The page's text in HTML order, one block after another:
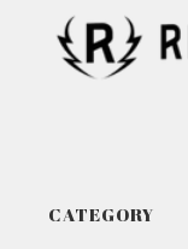
CATEGORY